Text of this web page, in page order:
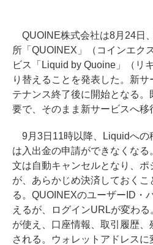
QUOINE株式会社は8月24日
所「QUOINEX」（コインエク
ビス「Liquid by Quoine」（リ
り替えることを発表した。新
テナンス終了後に開始となる
要で、そのまま新サービスへ移
9月3日11時以降、Liquidへの
は入出金の申請ができなくな
文は自動キャンセルとなり、ポ
が、あらかじめ決済しておく
る。QUOINEXのユーザーID・
えるが、ログインURLが変わ
が使え、口座情報、取引履歴
される。ウォレットアドレスに